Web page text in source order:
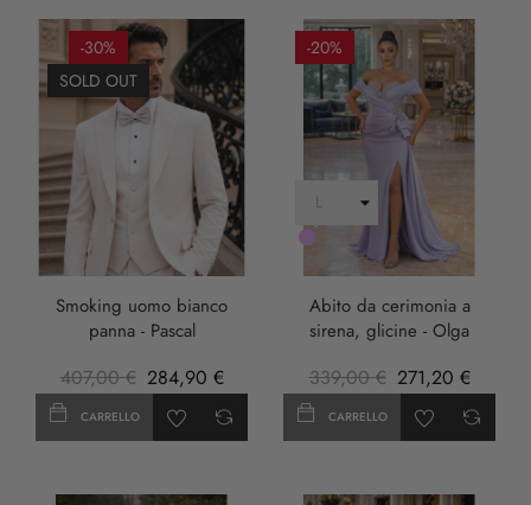
-30%
SOLD OUT
Smoking uomo bianco
panna - Pascal
407,00 € 284,90 €
CARRELLO
-20%
LILLA
Abito da cerimonia a
sirena, glicine - Olga
339,00 € 271,20 €
CARRELLO